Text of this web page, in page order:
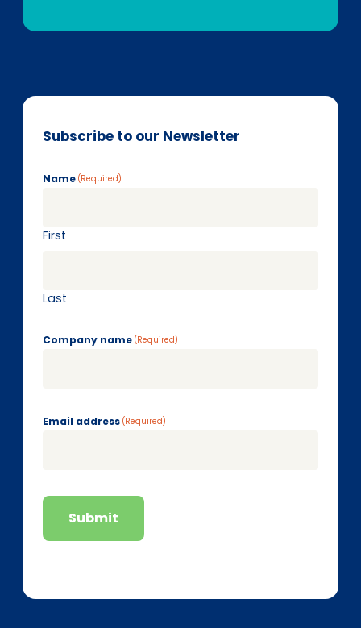
Subscribe to our Newsletter
Name (Required)
First
Last
Company name (Required)
Email address (Required)
Submit